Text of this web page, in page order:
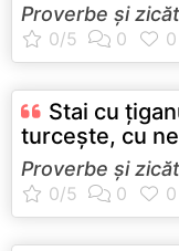
Proverbe și
Stai cu
turceşte, cu
Proverbe și